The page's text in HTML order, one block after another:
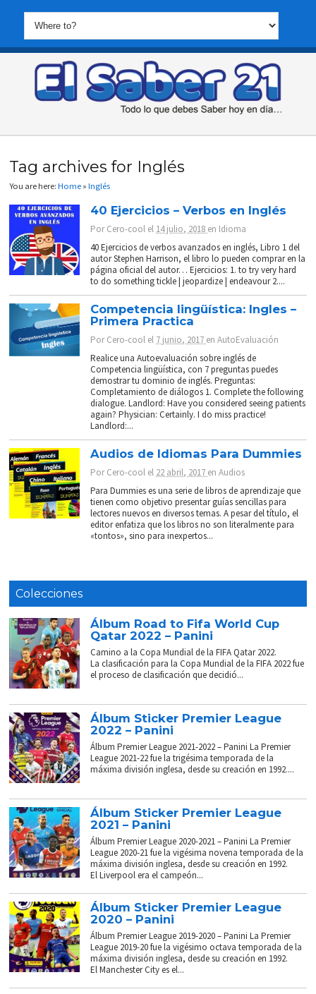
Tag archives for Inglés
You are here:Home »Inglés
40 Ejercicios – Verbos en Inglés
PorCero-cool el 14 julio, 2018 en Idioma
40 Ejercicios de verbos avanzados en inglés, Libro 1 del
autor Stephen Harrison, el libro lo pueden comprar en la
página oficial del autor… Ejercicios: 1. to try very hard
to do something tickle | jeopardize | endeavour 2....
Competencia lingüística: Ingles –
Primera Practica
PorCero-cool el 7 junio, 2017 enAutoEvaluación
Realice una Autoevaluación sobre inglés de
Competencia lingüística, con 7 preguntas puedes
demostrar tu dominio de inglés. Preguntas:
Completamiento de diálogos 1. Complete the following
dialogue. Landlord: Have you considered seeing patients
again? Physician: Certainly. I do miss practice!
Landlord:...
Audios de Idiomas Para Dummies
PorCero-cool el 22 abril, 2017 enAudios
Para Dummies es una serie de libros de aprendizaje que
tienen como objetivo presentar guías sencillas para
lectores nuevos en diversos temas. A pesar del título, el
editor enfatiza que los libros no son literalmente para
«tontos», sino para inexpertos...
Colecciones
Álbum Road to Fifa World Cup
Qatar 2022 – Panini
Camino a la Copa Mundial de la FIFA Qatar 2022.
La clasificación para la Copa Mundial de la FIFA 2022 fue
el proceso de clasificación que decidió...
Álbum Sticker Premier League
2022 – Panini
Álbum Premier League 2021-2022 – Panini La Premier
League 2021-22 fue la trigésima temporada de la
máxima división inglesa, desde su creación en 1992....
Álbum Sticker Premier League
2021 – Panini
Álbum Premier League 2020-2021 – Panini La Premier
League 2020-21 fue la vigésima novena temporada de la
máxima división inglesa, desde su creación en 1992.
El Liverpool era el campeón...
Álbum Sticker Premier League
2020 – Panini
Álbum Premier League 2019-2020 – Panini La Premier
League 2019-20 fue la vigésimo octava temporada de la
máxima división inglesa, desde su creación en 1992.
El Manchester City es el...